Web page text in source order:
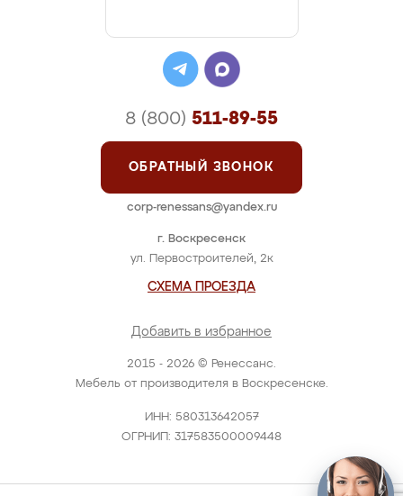
2015 - 2026 © Ренессанс.
Мебель от производителя в Воскресенске.
ИНН: 580313642057
ОГРНИП: 317583500009448
г. Воскресенск
ул. Первостроителей, 2к
СХЕМА ПРОЕЗДА
Добавить в избранное
8 (800) 511-89-55
ОБРАТНЫЙ ЗВОНОК
corp-renessans@yandex.ru